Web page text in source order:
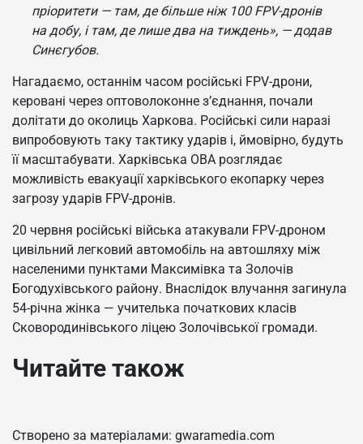
пріоритети — там, де більше ніж 100 FPV-дронів
на добу, і там, де лише два на тиждень», — додав
Синєгубов.
Нагадаємо, останнім часом російські FPV-дрони,
керовані через оптоволоконне з’єднання, почали
долітати до околиць Харкова. Російські сили наразі
випробовують таку тактику ударів і, ймовірно, будуть
її масштабувати. Харківська ОВА розглядає
можливість евакуації харківського екопарку через
загрозу ударів FPV-дронів.
20 червня російські війська атакували FPV-дроном
цивільний легковий автомобіль на автошляху між
населеними пунктами Максимівка та Золочів
Богодухівського району. Внаслідок влучання загинула
54-річна жінка — учителька початкових класів
Сковородинівського ліцею Золочівської громади.
Читайте також
Створено за матеріалами: gwaramedia.com